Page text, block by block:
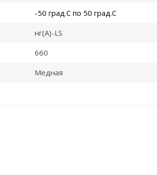
-50 град.C по 50 град.C
нг(A)-LS
660
Медная